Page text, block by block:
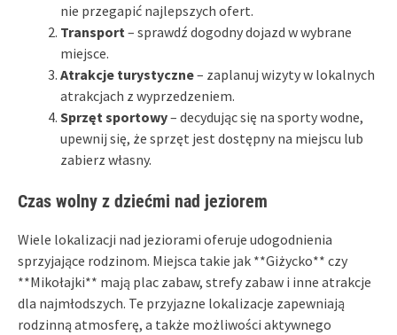
nie przegapić najlepszych ofert.
Transport – sprawdź dogodny dojazd w wybrane
miejsce.
Atrakcje turystyczne– zaplanuj wizyty w lokalnych
atrakcjach z wyprzedzeniem.
Sprzęt sportowy– decydując się na sporty wodne,
upewnij się, że sprzęt jest dostępny na miejscu lub
zabierz własny.
Czas wolny z dziećmi nad jeziorem
Wiele lokalizacji nad jeziorami oferuje udogodnienia
sprzyjające rodzinom. Miejsca takie jak **Giżycko** czy
**Mikołajki** mają plac zabaw, strefy zabaw i inne atrakcje
dla najmłodszych. Te przyjazne lokalizacje zapewniają
rodzinną atmosferę, a także możliwości aktywnego